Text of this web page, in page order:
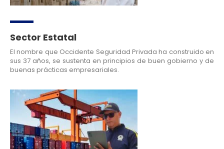
Sector Estatal
El nombre que Occidente Seguridad Privada ha construido en
sus 37 años, se sustenta en principios de buen gobierno y de
buenas prácticas empresariales.